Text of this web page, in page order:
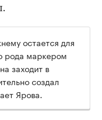
остается для
рода маркером
заходит в
создал
Ярова.